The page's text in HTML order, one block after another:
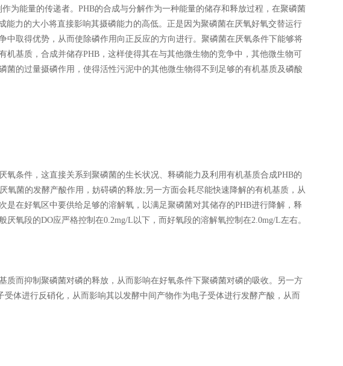
为能量的传递者。PHB的合成与分解作为一种能量的储存和释放过程，在聚磷菌
能力的大小将直接影响其摄磷能力的高低。正是因为聚磷菌在厌氧好氧交替运行
中取得优势，从而使除磷作用向正反应的方向进行。聚磷菌在厌氧条件下能够将
基质，合成并储存PHB，这样使得其在与其他微生物的竞争中，其他微生物可
的过量摄磷作用，使得活性污泥中的其他微生物得不到足够的有机基质及磷酸
条件，这直接关系到聚磷菌的生长状况、释磷能力及利用有机基质合成PHB的
氧菌的发酵产酸作用，妨碍磷的释放;另一方面会耗尽能快速降解的有机基质，从
在好氧区中要供给足够的溶解氧，以满足聚磷菌对其储存的PHB进行降解，释
氧段的DO应严格控制在0.2mg/L以下，而好氧段的溶解氧控制在2.0mg/L左右。
质而抑制聚磷菌对磷的释放，从而影响在好氧条件下聚磷菌对磷的吸收。另一方
体进行反硝化，从而影响其以发酵中间产物作为电子受体进行发酵产酸，从而